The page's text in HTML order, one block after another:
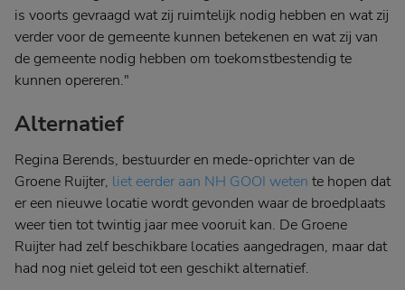
is voorts gevraagd wat zij ruimtelijk nodig hebben en wat zij
verder voor de gemeente kunnen betekenen en wat zij van
de gemeente nodig hebben om toekomstbestendig te
kunnen opereren."
Alternatief
Regina Berends, bestuurder en mede-oprichter van de
Groene Ruijter, liet eerder aan NH GOOI weten te hopen dat
er een nieuwe locatie wordt gevonden waar de broedplaats
weer tien tot twintig jaar mee vooruit kan. De Groene
Ruijter had zelf beschikbare locaties aangedragen, maar dat
had nog niet geleid tot een geschikt alternatief.